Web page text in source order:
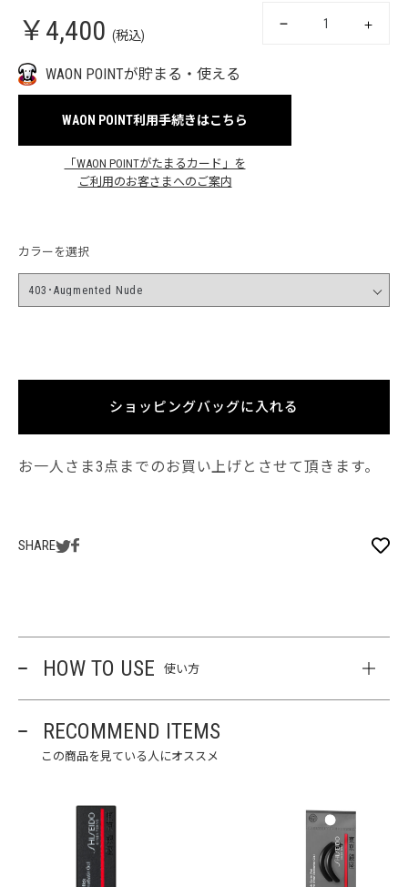
￥4,400 (税込)
WAON POINTが貯まる・使える
WAON POINT利用手続きはこちら
「WAON POINTがたまるカード」を
ご利用のお客さまへのご案内
カラーを選択
ショッピングバッグに入れる
お一人さま3点までのお買い上げとさせて頂きます。
SHARE
HOW TO USE 使い方
RECOMMEND ITEMS
この商品を見ている人にオススメ